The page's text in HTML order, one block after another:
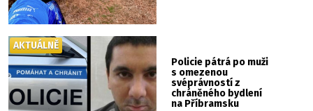
Policie pátrá po muži
s omezenou
svéprávností z
chráněného bydlení
na Příbramsku
AKTUÁLNĚ